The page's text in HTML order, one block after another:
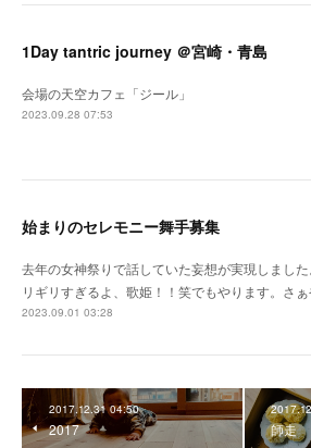
1Day tantric journey ＠宮崎・青島
会場の天空カフェ「ジール」
2023.09.28 07:53
始まりのセレモニー舞手募集
去年の女神祭りで話していた妄想が実現しまし
リギリすぎるよ、歌姫！！笑でもやります。さ
2023.09.01 03:28
2017.12.31 04:50
2017 師走